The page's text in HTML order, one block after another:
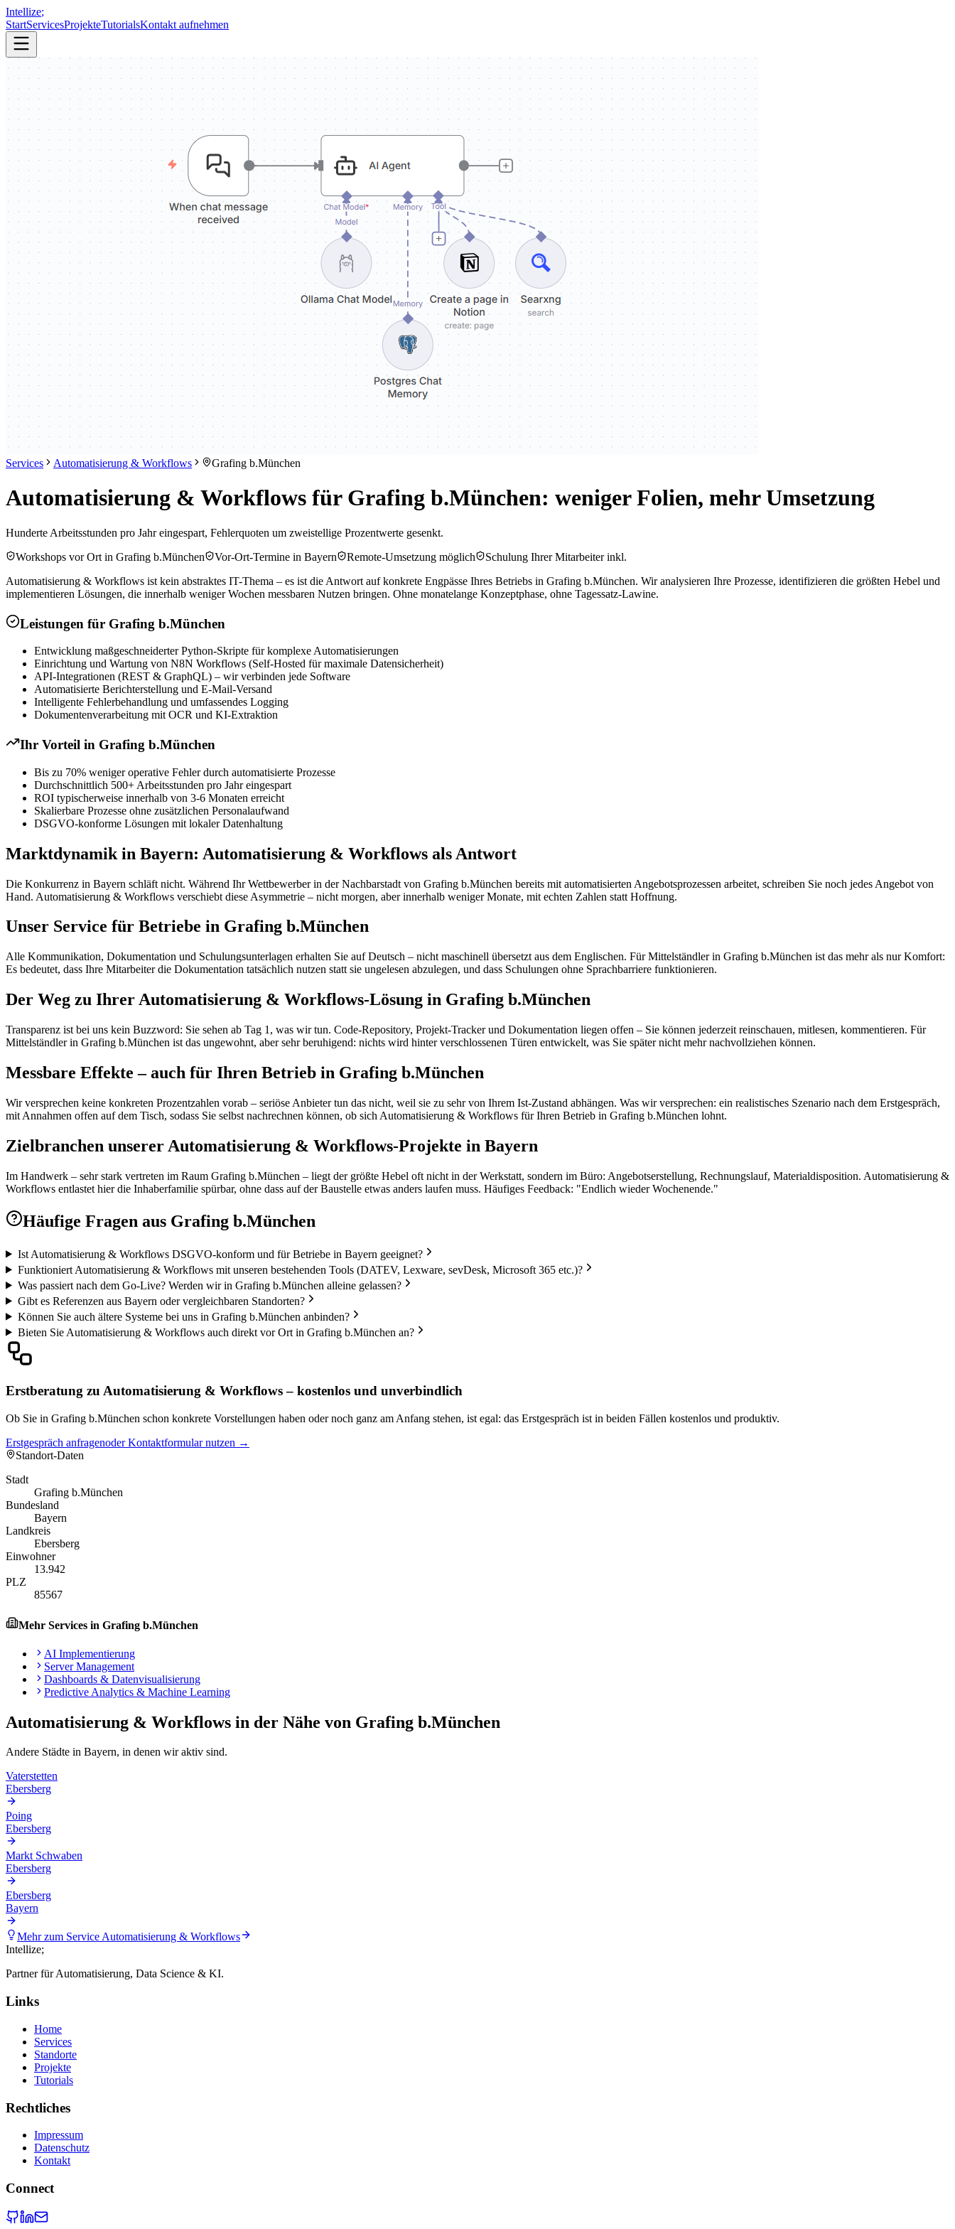
Intellize;
StartServicesProjekteTutorialsKontakt aufnehmen
Services Automatisierung & Workflows Grafing b.München
Automatisierung & Workflows für Grafing b.München: weniger Folien, mehr Umsetzung
Hunderte Arbeitsstunden pro Jahr eingespart, Fehlerquoten um zweistellige Prozentwerte gesenkt.
Workshops vor Ort in Grafing b.München
Vor-Ort-Termine in Bayern Remote-Umsetzung möglich
Schulung Ihrer Mitarbeiter inkl.
Automatisierung & Workflows ist kein abstraktes IT-Thema – es ist die Antwort auf konkrete Engpässe Ihres Betriebs in Grafing b.München. Wir analysieren Ihre Prozesse, identifizieren die größten Hebel und
implementieren Lösungen, die innerhalb weniger Wochen messbaren Nutzen bringen. Ohne monatelange Konzeptphase, ohne Tagessatz-Lawine.
Leistungen für Grafing b.München
Entwicklung maßgeschneiderter Python-Skripte für komplexe Automatisierungen
Einrichtung und Wartung von N8N Workflows (Self-Hosted für maximale Datensicherheit)
API-Integrationen (REST & GraphQL) – wir verbinden jede Software
Automatisierte Berichterstellung und E-Mail-Versand
Intelligente Fehlerbehandlung und umfassendes Logging
Dokumentenverarbeitung mit OCR und KI-Extraktion
Ihr Vorteil in Grafing b.München
Bis zu 70% weniger operative Fehler durch automatisierte Prozesse
Durchschnittlich 500+ Arbeitsstunden pro Jahr eingespart
ROI typischerweise innerhalb von 3-6 Monaten erreicht
Skalierbare Prozesse ohne zusätzlichen Personalaufwand
DSGVO-konforme Lösungen mit lokaler Datenhaltung
Marktdynamik in Bayern: Automatisierung & Workflows als Antwort
Die Konkurrenz in Bayern schläft nicht. Während Ihr Wettbewerber in der Nachbarstadt von Grafing b.München bereits mit automatisierten Angebotsprozessen arbeitet, schreiben Sie noch jedes Angebot von
Hand. Automatisierung & Workflows verschiebt diese Asymmetrie – nicht morgen, aber innerhalb weniger Monate, mit echten Zahlen statt Hoffnung.
Unser Service für Betriebe in Grafing b.München
Alle Kommunikation, Dokumentation und Schulungsunterlagen erhalten Sie auf Deutsch – nicht maschinell übersetzt aus dem Englischen. Für Mittelständler in Grafing b.München ist das mehr als nur Komfort:
Es bedeutet, dass Ihre Mitarbeiter die Dokumentation tatsächlich nutzen statt sie ungelesen abzulegen, und dass Schulungen ohne Sprachbarriere funktionieren.
Der Weg zu Ihrer Automatisierung & Workflows-Lösung in Grafing b.München
Transparenz ist bei uns kein Buzzword: Sie sehen ab Tag 1, was wir tun. Code-Repository, Projekt-Tracker und Dokumentation liegen offen – Sie können jederzeit reinschauen, mitlesen, kommentieren. Für
Mittelständler in Grafing b.München ist das ungewohnt, aber sehr beruhigend: nichts wird hinter verschlossenen Türen entwickelt, was Sie später nicht mehr nachvollziehen können.
Messbare Effekte – auch für Ihren Betrieb in Grafing b.München
Wir versprechen keine konkreten Prozentzahlen vorab – seriöse Anbieter tun das nicht, weil sie zu sehr von Ihrem Ist-Zustand abhängen. Was wir versprechen: ein realistisches Szenario nach dem Erstgespräch,
mit Annahmen offen auf dem Tisch, sodass Sie selbst nachrechnen können, ob sich Automatisierung & Workflows für Ihren Betrieb in Grafing b.München lohnt.
Zielbranchen unserer Automatisierung & Workflows-Projekte in Bayern
Im Handwerk – sehr stark vertreten im Raum Grafing b.München – liegt der größte Hebel oft nicht in der Werkstatt, sondern im Büro: Angebotserstellung, Rechnungslauf, Materialdisposition. Automatisierung &
Workflows entlastet hier die Inhaberfamilie spürbar, ohne dass auf der Baustelle etwas anders laufen muss. Häufiges Feedback: "Endlich wieder Wochenende."
Häufige Fragen aus Grafing b.München
Ist Automatisierung & Workflows DSGVO-konform und für Betriebe in Bayern geeignet?
Funktioniert Automatisierung & Workflows mit unseren bestehenden Tools (DATEV, Lexware, sevDesk, Microsoft 365 etc.)?
Was passiert nach dem Go-Live? Werden wir in Grafing b.München alleine gelassen?
Gibt es Referenzen aus Bayern oder vergleichbaren Standorten?
Können Sie auch ältere Systeme bei uns in Grafing b.München anbinden?
Bieten Sie Automatisierung & Workflows auch direkt vor Ort in Grafing b.München an?
Erstberatung zu Automatisierung & Workflows – kostenlos und unverbindlich
Ob Sie in Grafing b.München schon konkrete Vorstellungen haben oder noch ganz am Anfang stehen, ist egal: das Erstgespräch ist in beiden Fällen kostenlos und produktiv.
Erstgespräch anfragenoder Kontaktformular nutzen →
Standort-Daten
Stadt
Grafing b.München
Bundesland
Bayern
Landkreis
Ebersberg
Einwohner
13.942
PLZ
85567
Mehr Services in Grafing b.München
AI Implementierung
Server Management
Dashboards & Datenvisualisierung
Predictive Analytics & Machine Learning
Automatisierung & Workflows in der Nähe von Grafing b.München
Andere Städte in Bayern, in denen wir aktiv sind.
Vaterstetten
Ebersberg
Poing
Ebersberg
Markt Schwaben
Ebersberg
Ebersberg
Bayern
Mehr zum ServiceAutomatisierung & Workflows
Intellize;
Partner für Automatisierung, Data Science & KI.
Links
Home
Services
Standorte
Projekte
Tutorials
Rechtliches
Impressum
Datenschutz
Kontakt
Connect